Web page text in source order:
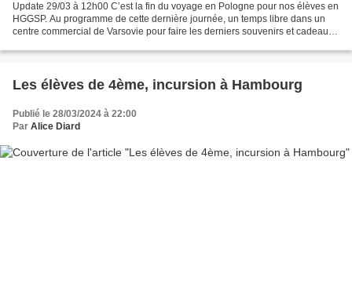
Update 29/03 à 12h00 C’est la fin du voyage en Pologne pour nos élèves en
HGGSP. Au programme de cette dernière journée, un temps libre dans un
centre commercial de Varsovie pour faire les derniers souvenirs et cadeaux.
Les élèves de 4ème, incursion à Hambourg
Publié le 28/03/2024 à 22:00
Par Alice Diard